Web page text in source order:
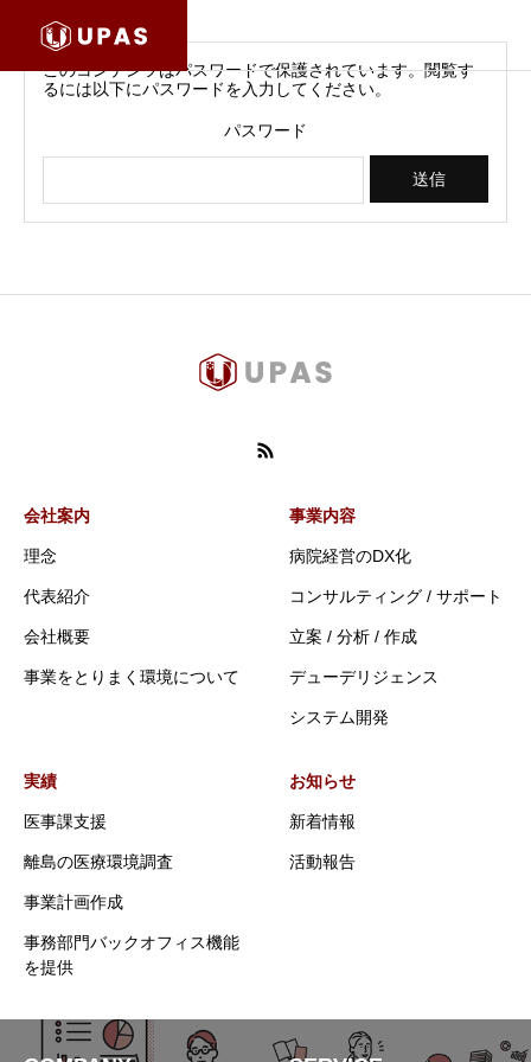
このコンテンツはパスワードで保護されています。閲覧す
るには以下にパスワードを入力してください。
パスワード
会社案内
理念
代表紹介
会社概要
事業をとりまく環境について
事業内容
病院経営のDX化
コンサルティング / サポート
立案 / 分析 / 作成
デューデリジェンス
システム開発
実績
医事課支援
離島の医療環境調査
事業計画作成
事務部門バックオフィス機能
を提供
お知らせ
新着情報
活動報告